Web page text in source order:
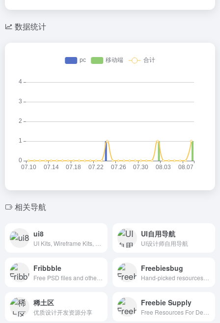
数据统计
相关导航
ui8 UI自用导航
UI设计师自用导航
Fribbble Freebiesbug
稀土区
优质设计开发资源分享
Freebie Supply